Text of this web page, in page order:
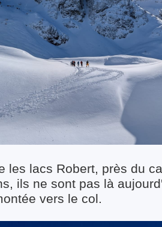
les lacs Robert, près du
ils ne sont pas là
vers le col.